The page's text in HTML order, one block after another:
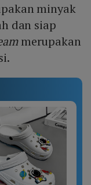
minyak
dan siap
merupakan